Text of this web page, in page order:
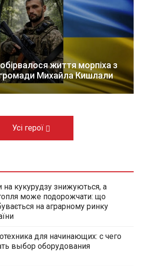
життя морпіха з
Михайла Кишлали
Усі герої
на кукурудзу знижуються, а
може подорожчати: що
на аграрному ринку
для начинающих: с чего
выбор оборудования